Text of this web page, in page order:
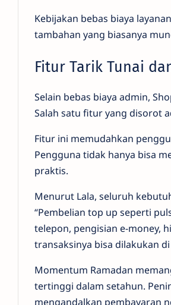
Kebijakan bebas biaya
tambahan yang biasanya
Fitur Tarik Tunai
Selain bebas biaya admin,
Salah satu fitur yang disorot
Fitur ini memudahkan
Pengguna tidak hanya bisa
praktis.
Menurut Lala, seluruh
“Pembelian top up seperti
telepon, pengisian e-money,
transaksinya bisa dilakukan di
Momentum Ramadan
tertinggi dalam setahun.
mengandalkan pembayaran